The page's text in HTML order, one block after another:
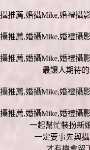
最讓人期待
一起幫忙裝扮新
一定要事先與